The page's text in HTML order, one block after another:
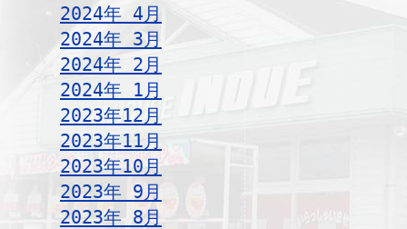
2024年 4月
2024年 3月
2024年 2月
2024年 1月
2023年12月
2023年11月
2023年10月
2023年 9月
2023年 8月